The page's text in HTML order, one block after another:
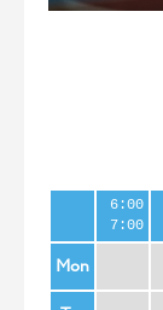
6:00
7:00
Mon